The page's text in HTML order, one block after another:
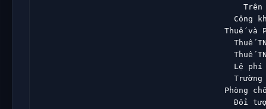
Trên
Công
Thuế và
Thuế
Thuế
Lệ phí
Trường
Phòng
Đối